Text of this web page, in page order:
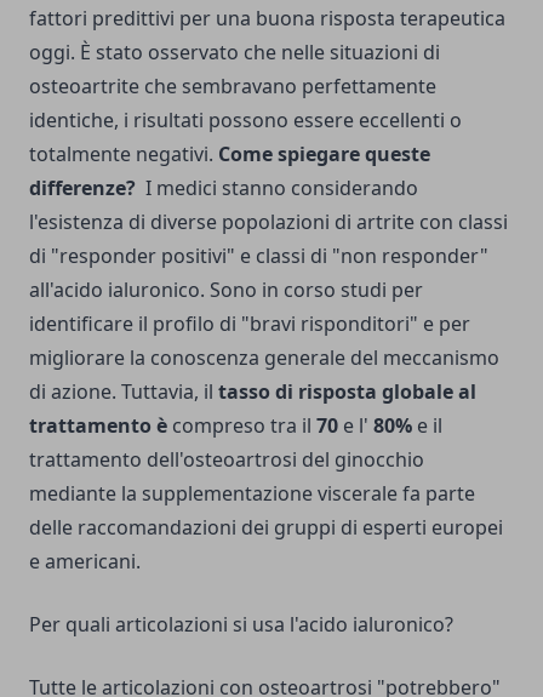
fattori predittivi per una buona risposta terapeutica
oggi. È stato osservato che nelle situazioni di
osteoartrite che sembravano perfettamente
identiche, i risultati possono essere eccellenti o
totalmente negativi. Come spiegare queste
differenze? I medici stanno considerando
l'esistenza di diverse popolazioni di artrite con classi
di "responder positivi" e classi di "non responder"
all'acido ialuronico. Sono in corso studi per
identificare il profilo di "bravi risponditori" e per
migliorare la conoscenza generale del meccanismo
di azione. Tuttavia, il tasso di risposta globale al
trattamento è compreso tra il 70 e l' 80% e il
trattamento dell'osteoartrosi del ginocchio
mediante la supplementazione viscerale fa parte
delle raccomandazioni dei gruppi di esperti europei
e americani.
Per quali articolazioni si usa l'acido ialuronico?
Tutte le articolazioni con osteoartrosi "potrebbero"